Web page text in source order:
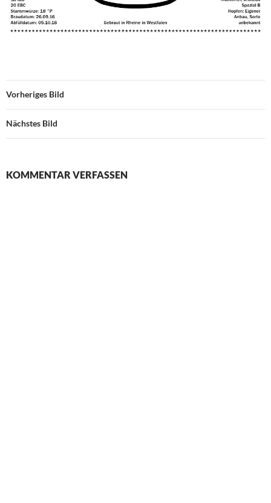
Vorheriges Bild
Nächstes Bild
KOMMENTAR VERFASSEN